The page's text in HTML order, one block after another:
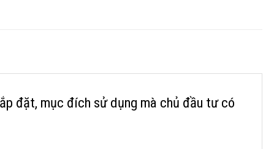
đặt, mục đích sử dụng mà chủ đầu tư có